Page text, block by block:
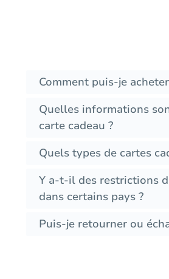
Comment puis-je
Quelles informations
carte cadeau ?
Quels types de cartes
Y a-t-il des restrictions
dans certains pays ?
Puis-je retourner ou